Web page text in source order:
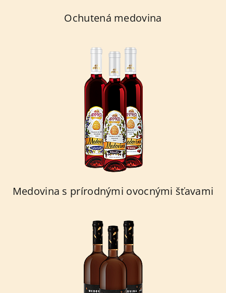
Ochutená medovina
Medovina s prírodnými ovocnými šťavami